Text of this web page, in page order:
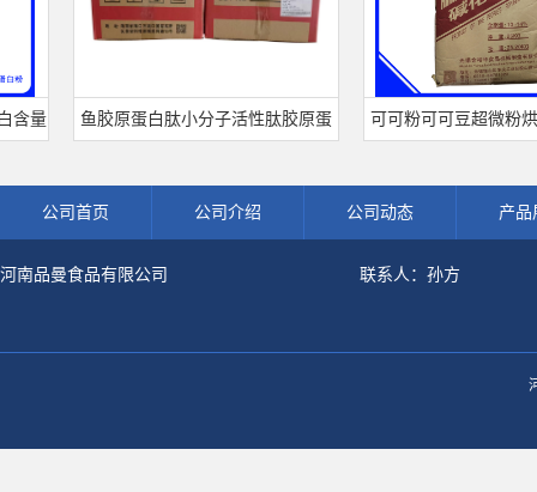
鱼胶原蛋白肽小分子活性肽胶原蛋 可可粉可可豆超微粉烘焙
公司首页 公司介绍 公司动态 产品
河南品曼食品有限公司 联系人：孙方